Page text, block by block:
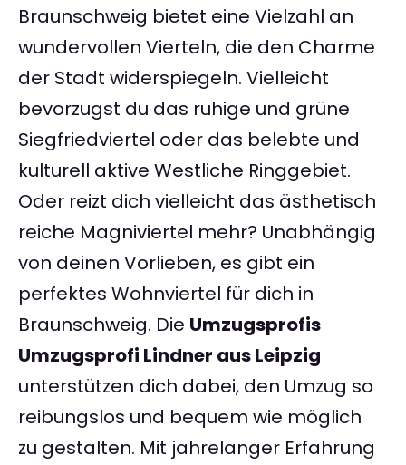
Braunschweig bietet eine Vielzahl an
wundervollen Vierteln, die den Charme
der Stadt widerspiegeln. Vielleicht
bevorzugst du das ruhige und grüne
Siegfriedviertel oder das belebte und
kulturell aktive Westliche Ringgebiet.
Oder reizt dich vielleicht das ästhetisch
reiche Magniviertel mehr? Unabhängig
von deinen Vorlieben, es gibt ein
perfektes Wohnviertel für dich in
Braunschweig. Die Umzugsprofis
Umzugsprofi Lindner aus Leipzig
unterstützen dich dabei, den Umzug so
reibungslos und bequem wie möglich
zu gestalten. Mit jahrelanger Erfahrung